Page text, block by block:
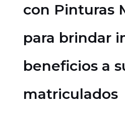
con Pinturas
para brindar
beneficios a
matriculados